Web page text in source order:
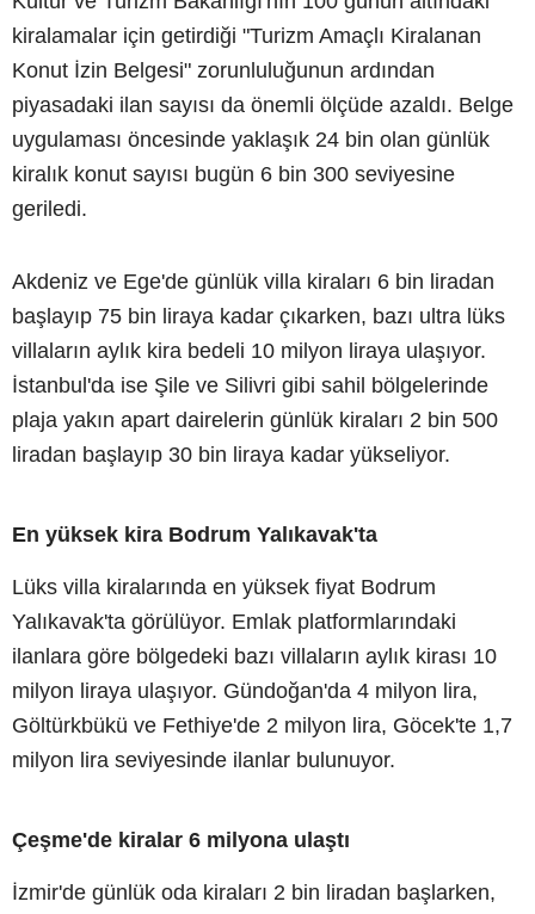
kiralamalar için getirdiği "Turizm Amaçlı Kiralanan
Konut İzin Belgesi" zorunluluğunun ardından
piyasadaki ilan sayısı da önemli ölçüde azaldı. Belge
uygulaması öncesinde yaklaşık 24 bin olan günlük
kiralık konut sayısı bugün 6 bin 300 seviyesine
geriledi.
Akdeniz ve Ege'de günlük villa kiraları 6 bin liradan
başlayıp 75 bin liraya kadar çıkarken, bazı ultra lüks
villaların aylık kira bedeli 10 milyon liraya ulaşıyor.
İstanbul'da ise Şile ve Silivri gibi sahil bölgelerinde
plaja yakın apart dairelerin günlük kiraları 2 bin 500
liradan başlayıp 30 bin liraya kadar yükseliyor.
En yüksek kira Bodrum Yalıkavak'ta
Lüks villa kiralarında en yüksek fiyat Bodrum
Yalıkavak'ta görülüyor. Emlak platformlarındaki
ilanlara göre bölgedeki bazı villaların aylık kirası 10
milyon liraya ulaşıyor. Gündoğan'da 4 milyon lira,
Göltürkbükü ve Fethiye'de 2 milyon lira, Göcek'te 1,7
milyon lira seviyesinde ilanlar bulunuyor.
Çeşme'de kiralar 6 milyona ulaştı
İzmir'de günlük oda kiraları 2 bin liradan başlarken,